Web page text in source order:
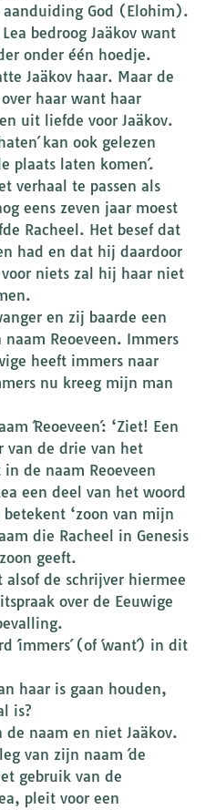
God (Elohim).
bedroog Jaäkov want
onder één hoedje.
Jaäkov haar. Maar de
haar want haar
uit liefde voor Jaäkov.
kan ook gelezen
plaats laten komen´.
verhaal te passen als
eens zeven jaar moest
Racheel. Het besef dat
had en dat hij daardoor
niets zal hij haar niet
en zij baarde een
Reoeveen. Immers
heeft immers naar
nu kreeg mijn man
´Reoeveen´: ‘Ziet! Een
van de drie van het
de naam Reoeveen
een deel van het woord
betekent ‘zoon van mijn
die Racheel in Genesis
geeft.
de schrijver hiermee
over de Eeuwige
(of ´want´) in dit
haar is gaan houden,
is?
de naam en niet Jaäkov.
van zijn naam ´de
gebruik van de
pleit voor een